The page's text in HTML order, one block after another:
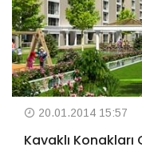
20.01.2014 15:57
Kavaklı Konakları